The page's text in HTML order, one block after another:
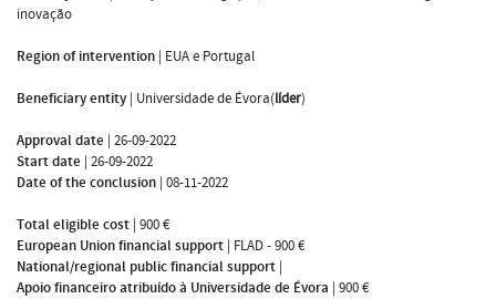
inovação
Region of intervention | EUA e Portugal
Beneficiary entity| Universidade de Évora(líder)
Approval date | 26-09-2022
Start date | 26-09-2022
Date of the conclusion | 08-11-2022
Total eligible cost | 900 €
European Union financial support | FLAD - 900 €
National/regional public financial support |
Apoio financeiro atribuído à Universidade de Évora | 900 €